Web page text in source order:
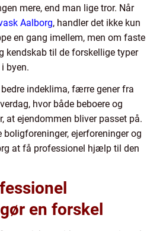
mere, end man lige tror. Når
Aalborg, handler det ikke kun
en gang imellem, men om faste
kendskab til de forskellige typer
byen.
bedre indeklima, færre gener fra
hvor både beboere og
at ejendommen bliver passet på.
ejerforeninger og
at få professionel hjælp til den
en forskel